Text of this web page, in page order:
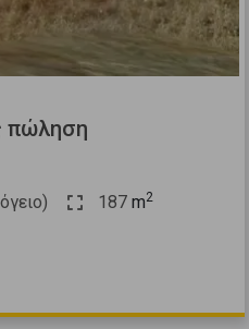
πώληση
187 m2